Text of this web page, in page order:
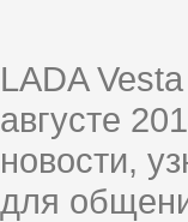
LADA
августе
новости,
для